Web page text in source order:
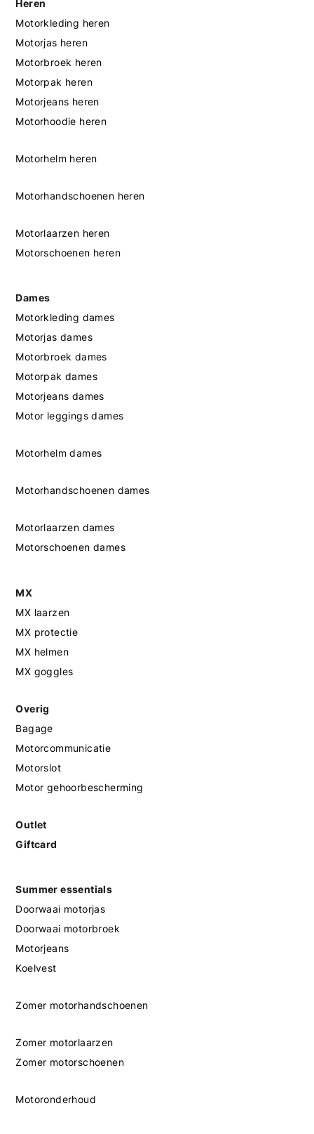
Heren
Motorkleding heren
Motorjas heren
Motorbroek heren
Motorpak heren
Motorjeans heren
Motorhoodie heren
Motorhelm heren
Motorhandschoenen heren
Motorlaarzen heren
Motorschoenen heren
Dames
Motorkleding dames
Motorjas dames
Motorbroek dames
Motorpak dames
Motorjeans dames
Motor leggings dames
Motorhelm dames
Motorhandschoenen dames
Motorlaarzen dames
Motorschoenen dames
MX
MX laarzen
MX protectie
MX helmen
MX goggles
Overig
Bagage
Motorcommunicatie
Motorslot
Motor gehoorbescherming
Outlet
Giftcard
Summer essentials
Doorwaai motorjas
Doorwaai motorbroek
Motorjeans
Koelvest
Zomer motorhandschoenen
Zomer motorlaarzen
Zomer motorschoenen
Motoronderhoud